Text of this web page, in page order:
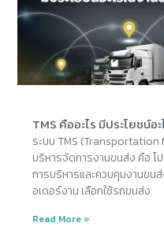
TMS คืออะไร มีประโยชน์อ
ระบบ TMS (Transportation
บริหารจัดการงานขนส่ง คือ โ
การบริหารและควบคุมงานข
อเดอร์งาน เลือกใช้รถขนส่ง
Read More »